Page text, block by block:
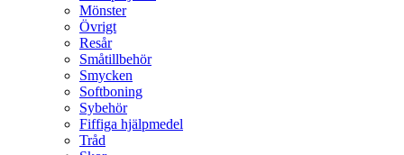
Mönster
Övrigt
Resår
Småtillbehör
Smycken
Softboning
Sybehör
Fiffiga hjälpmedel
Tråd